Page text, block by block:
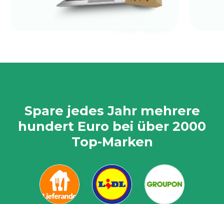
Spare jedes Jahr mehrere
hundert Euro bei über 2000
Top-Marken